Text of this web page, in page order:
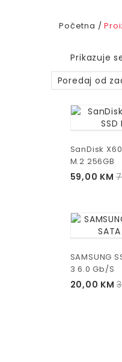
Početna /
Prikazuje
Poredaj od
SanDisk
M.2 256GB
59,00 KM
SAMSUNG
3 6.0 Gb/s
20,00 KM